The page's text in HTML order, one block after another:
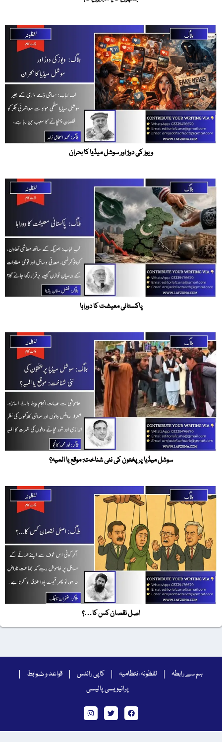
ویوز کی دوڑ اور سوشل میڈیا کا بحران
پاکستانی معیشت کا دوراہا
سوشل میڈیا پر پختون کی نئی شناخت: موقع یا المیہ؟
اصل نقصان کس کا…؟
ہم سے رابطہ لفظونہ انتظامیہ کاپی رائٹس
قواعد و ضوابط
پرائیویسی پالیسی